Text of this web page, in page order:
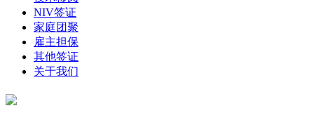
NIV签证
家庭团聚
雇主担保
其他签证
关于我们